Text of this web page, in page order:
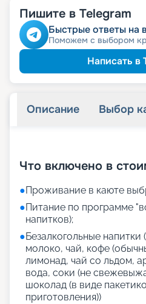
Пишите в Telegram
Быстрые ответы на
Поможем с выбором
Написать в
Описание Выбор
Что включено в
●Проживание в каюте
●Питание по программе
напитков);
●Безалкогольные
молоко, чай, кофе
лимонад, чай со льдом,
вода, соки (не
шоколад (в виде
приготовления))